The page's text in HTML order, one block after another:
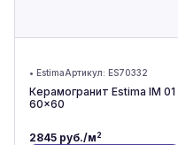
• EstimaАртикул: ES70332
Керамогранит Estima IM 01
60x60
2845 руб./м2